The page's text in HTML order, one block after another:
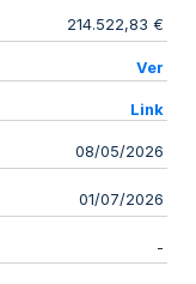
214.522,83 €
Ver
Link
08/05/2026
01/07/2026
-